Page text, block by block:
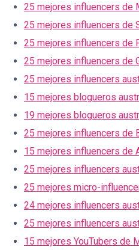
25 mejores influencers de
25 mejores influencers de
25 mejores influencers de
25 mejores influencers de
25 mejores influencers
15 mejores blogueros
19 mejores blogueros
25 mejores influencers de
15 mejores influencers de
25 mejores influencers
25 mejores micro-
24 mejores influencers
25 mejores influencers
15 mejores YouTubers de